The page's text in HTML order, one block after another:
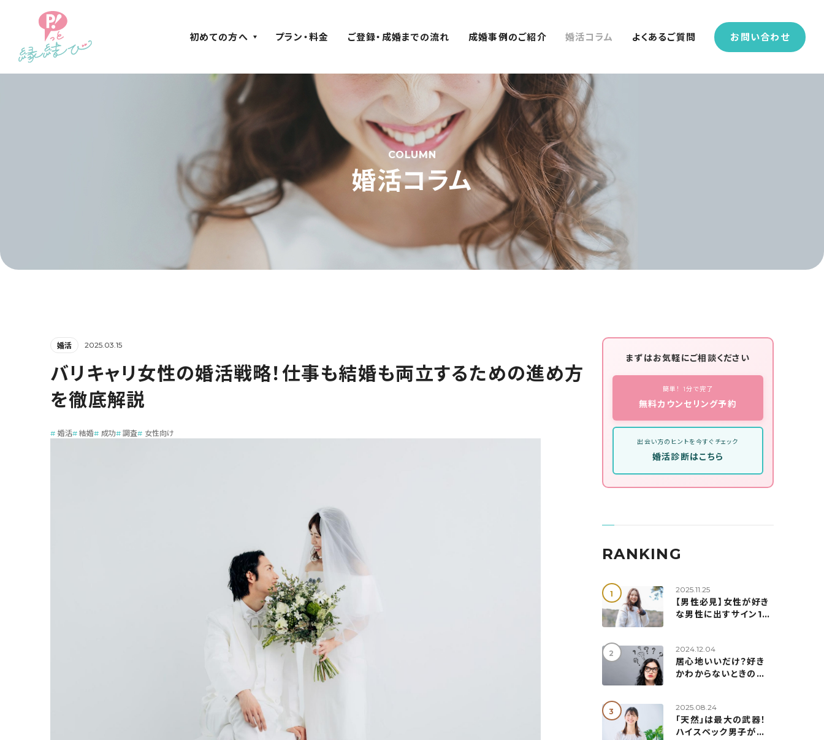
初めての方へ プラン・料金 ご登録・成婚までの流れ 成婚事例のご紹介 婚活コラム よくあるご質問 お問い合わせ
COLUMN
婚活コラム
婚活 2025.03.15
バリキャリ女性の婚活戦略！仕事も結婚も両立するための進め方
を徹底解説
婚活 結婚 成功 調査 女性向け
まずはお気軽にご相談ください
簡単！ 1分で完了
無料カウンセリング予約
出会い方のヒントを今すぐチェック
婚活診断はこちら
RANKING
2025.11.25
【男性必見】女性が好き
な男性に出すサイン10
解説
2024.12.04
居心地いいだけ？好き
かわからないときの見
2025.08.24
「天然」は最大の武器！
ハイスペック男子が惹